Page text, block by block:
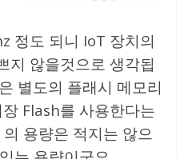
정도 되니 IoT 장치의
지 않을것으로 생각됩
별도의 플래시 메모리
Flash를 사용한다는
용량은 적지는 않으